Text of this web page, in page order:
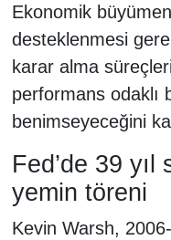
Ekonomik
desteklenmesi
karar alma
performans odaklı
benimseyeceğini
Fed’de 39
yemin töreni
Kevin Warsh,